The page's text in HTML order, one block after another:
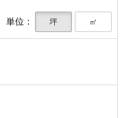
単位： 坪 ㎡